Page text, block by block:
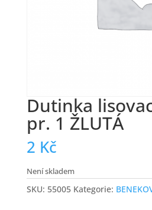
Dutinka
pr. 1 ŽLUTÁ
2 Kč
Není skladem
SKU: 55005 Kategorie: